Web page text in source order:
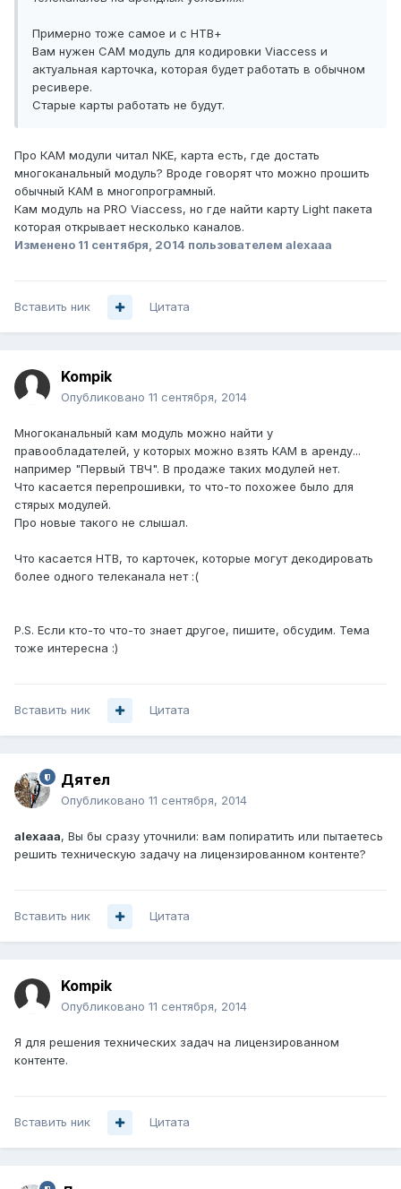
Примерно тоже самое и с НТВ+
Вам нужен CAM модуль для кодировки Viaccess и
актуальная карточка, которая будет работать в обычном
ресивере.
Старые карты работать не будут.
Про КАМ модули читал NKE, карта есть, где достать
многоканальный модуль? Вроде говорят что можно прошить
обычный КАМ в многопрограмный.
Кам модуль на PRO Viaccess, но где найти карту Light пакета
которая открывает несколько каналов.
Изменено 11 сентября, 2014 пользователем alexaaa
Вставить ник Цитата
Kompik
Опубликовано 11 сентября, 2014
Многоканальный кам модуль можно найти у
правообладателей, у которых можно взять КАМ в аренду...
например "Первый ТВЧ". В продаже таких модулей нет.
Что касается перепрошивки, то что-то похожее было для
стярых модулей.
Про новые такого не слышал.
Что касается НТВ, то карточек, которые могут декодировать
более одного телеканала нет :(
P.S. Если кто-то что-то знает другое, пишите, обсудим. Тема
тоже интересна :)
Вставить ник Цитата
Дятел
Опубликовано 11 сентября, 2014
alexaaa, Вы бы сразу уточнили: вам попиратить или пытаетесь
решить техническую задачу на лицензированном контенте?
Вставить ник Цитата
Kompik
Опубликовано 11 сентября, 2014
Я для решения технических задач на лицензированном
контенте.
Вставить ник Цитата